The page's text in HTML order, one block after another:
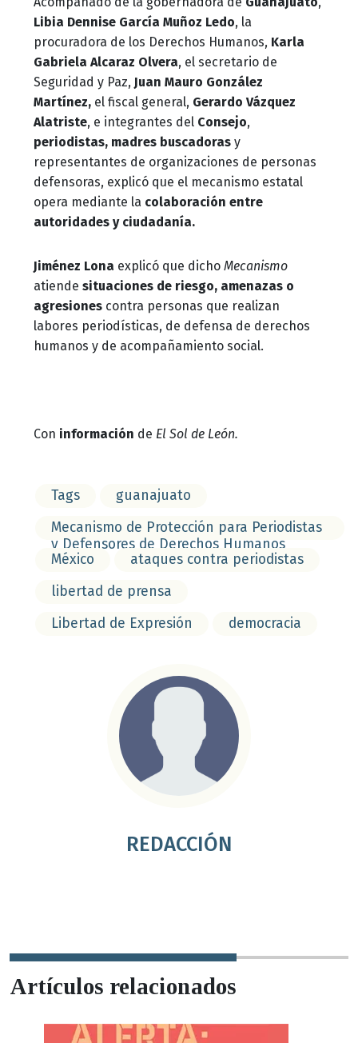
Libia Dennise García Muñoz Ledo, la
procuradora de los Derechos Humanos, Karla
Gabriela Alcaraz Olvera, el secretario de
Seguridad y Paz, Juan Mauro González
Martínez, el fiscal general, Gerardo Vázquez
Alatriste, e integrantes del Consejo,
periodistas, madres buscadoras y
representantes de organizaciones de personas
defensoras, explicó que el mecanismo estatal
opera mediante la colaboración entre
autoridades y ciudadanía.
Jiménez Lona explicó que dicho Mecanismo
atiende situaciones de riesgo, amenazas o
agresiones contra personas que realizan
labores periodísticas, de defensa de derechos
humanos y de acompañamiento social.
Con información de El Sol de León.
Tags
guanajuato
Mecanismo de Protección para Periodistas
y Defensores de Derechos Humanos
México
ataques contra periodistas
libertad de prensa
Libertad de Expresión
democracia
REDACCIÓN
Artículos relacionados